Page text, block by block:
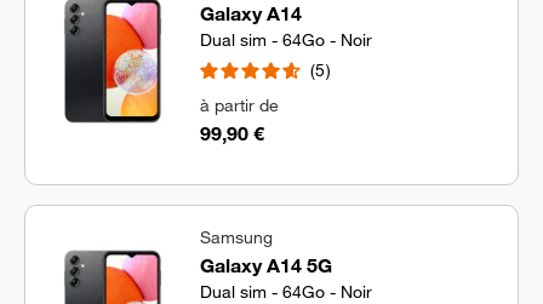
Galaxy A14
Dual sim - 64Go - Noir
5
à partir de
99,90 €
Samsung
Galaxy A14 5G
Dual sim - 64Go - Noir